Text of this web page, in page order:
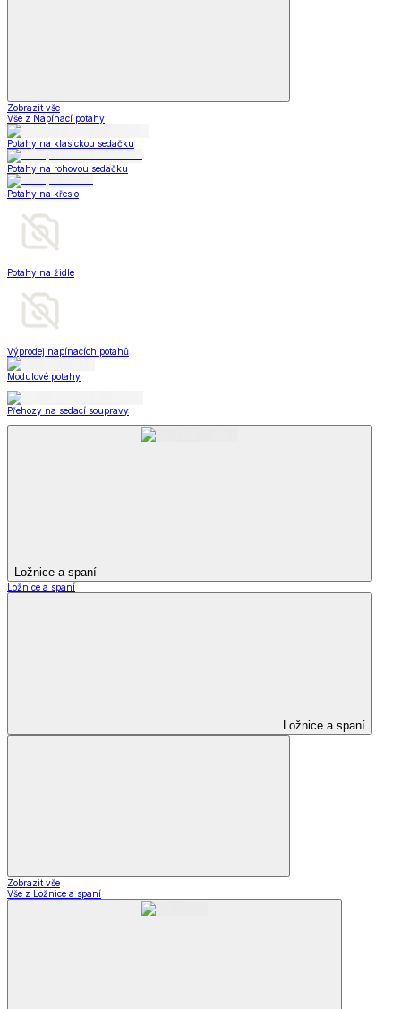
Zobrazit vše
Vše z Napínací potahy
Potahy na klasickou sedačku
Potahy na rohovou sedačku
Potahy na křeslo
Potahy na židle
Výprodej napínacích potahů
Modulové potahy
Přehozy na sedací soupravy
Ložnice a spaní
Ložnice a spaní
Ložnice a spaní
Zobrazit vše
Vše z Ložnice a spaní